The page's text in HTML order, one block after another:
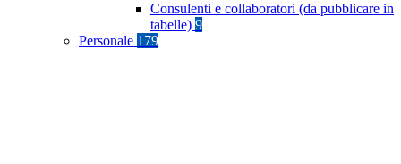
Consulenti e collaboratori (da pubblicare in
tabelle) 9
Personale 179